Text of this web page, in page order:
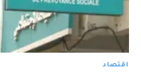
اقتصاد